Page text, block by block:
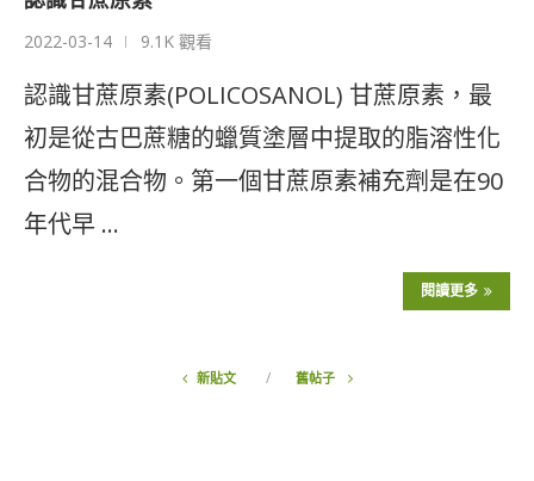
2022-03-14 9.1K 觀看
認識甘蔗原素(POLICOSANOL) 甘蔗原素，最
初是從古巴蔗糖的蠟質塗層中提取的脂溶性化
合物的混合物。第一個甘蔗原素補充劑是在90
年代早 …
閱讀更多
新貼文 舊帖子